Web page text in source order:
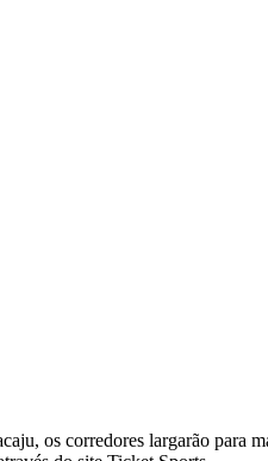
os corredores largarão para